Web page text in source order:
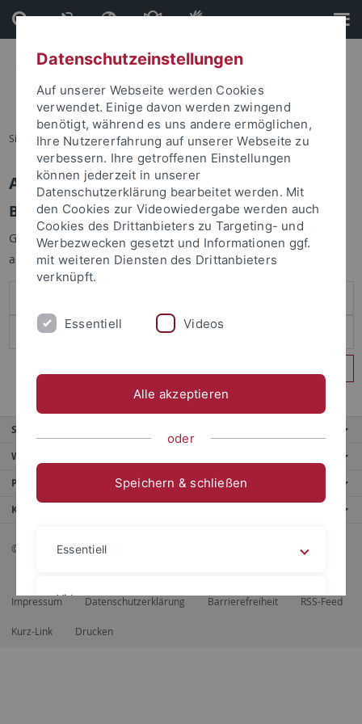
Direkt
zum
Inhalt
Direkt
zur
Fußleiste
Sie sind hier: Startseite
Anmelden
Benutzeranmeldung
Geben Sie Ihren Benutzernamen und Ihr Passwort an um sich
anzumelden:
Service
Weitere Angebote
Portale
Kontaktinfo
© 2026 Eberhard Karls Universität Tübingen, Tübingen
Impressum Datenschutzerklärung Barrierefreiheit RSS-Feed
Kurz-Link Drucken
Datenschutzeinstellungen
Auf unserer Webseite werden Cookies
verwendet. Einige davon werden zwingend
benötigt, während es uns andere ermöglichen,
Ihre Nutzererfahrung auf unserer Webseite zu
verbessern. Ihre getroffenen Einstellungen
können jederzeit in unserer
Datenschutzerklärung bearbeitet werden. Mit
den Cookies zur Videowiedergabe werden auch
Cookies des Drittanbieters zu Targeting- und
Werbezwecken gesetzt und Informationen ggf.
mit weiteren Diensten des Drittanbieters
verknüpft.
Essentiell Videos
Alle akzeptieren
oder
Speichern & schließen
Essentiell
Videos